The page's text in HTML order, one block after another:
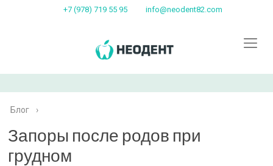
+7 (978) 719 55 95 info@neodent82.com
Блог ›
Запоры после родов при
грудном